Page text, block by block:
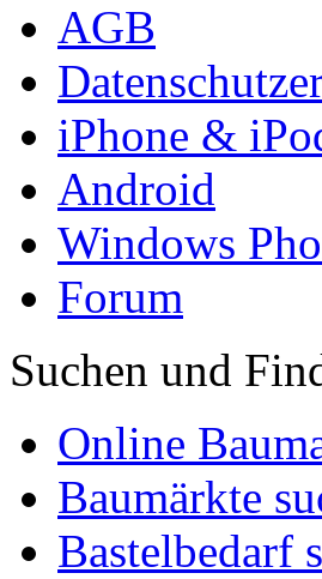
AGB
iPhone &
Android
Windows
Forum
Suchen und
Online
Baumärkte
Bastelbedarf